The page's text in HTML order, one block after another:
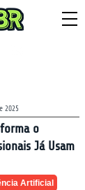
2025
o
Já Usam
Artificial